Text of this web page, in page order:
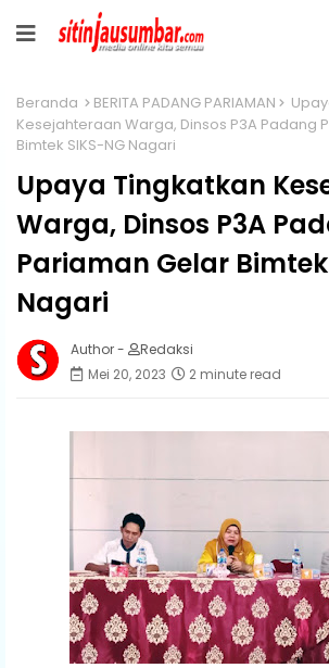
Beranda BERITA PADANG PARIAMAN
Kesejahteraan Warga, Dinsos P3A Padang
Bimtek SIKS-NG Nagari
Upaya Tingkatkan
Warga, Dinsos P3A
Pariaman Gelar Bimtek
Nagari
Author -
Redaksi
Mei 20, 2023
2 minute read